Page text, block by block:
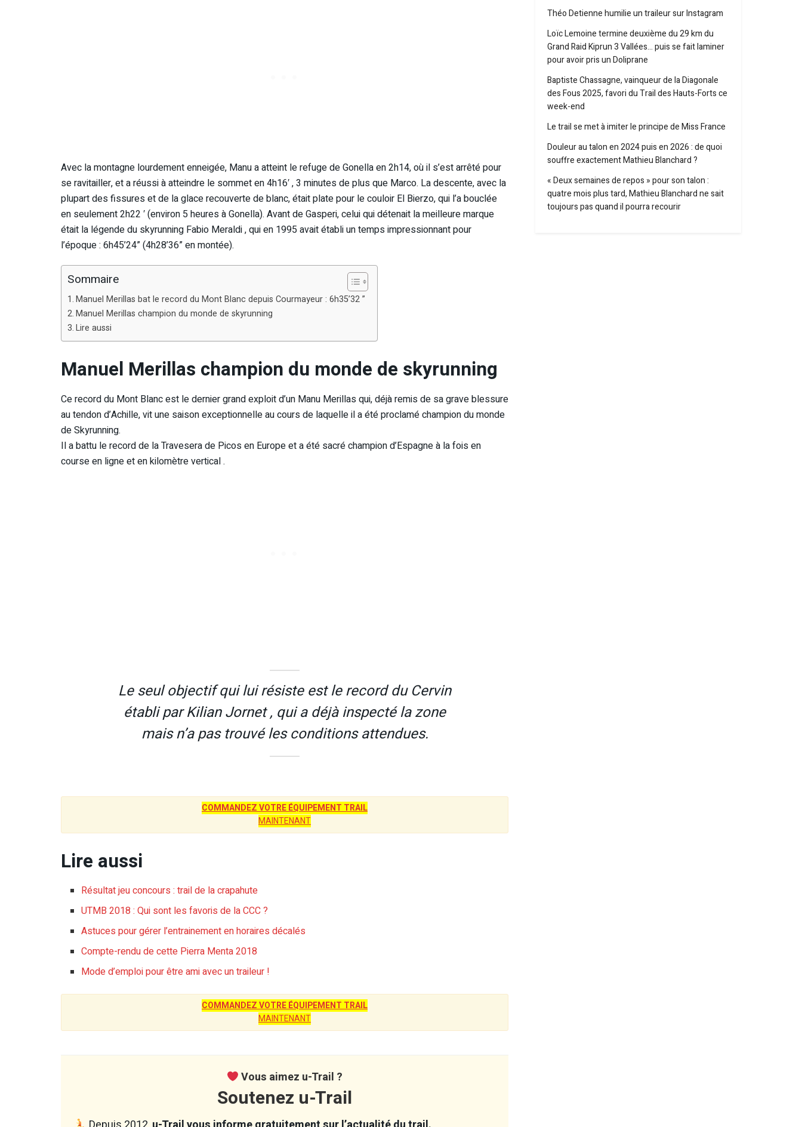
Avec la montagne lourdement enneigée, Manu a atteint le refuge de Gonella en 2h14, où il s’est arrêté pour
se ravitailler, et a réussi à atteindre le sommet en 4h16′ , 3 minutes de plus que Marco. La descente, avec la
plupart des fissures et de la glace recouverte de blanc, était plate pour le couloir El Bierzo, qui l’a bouclée
en seulement 2h22 ′ (environ 5 heures à Gonella). Avant de Gasperi, celui qui détenait la meilleure marque
était la légende du skyrunning Fabio Meraldi , qui en 1995 avait établi un temps impressionnant pour
l’époque : 6h45’24” (4h28’36” en montée).
Sommaire
Manuel Merillas bat le record du Mont Blanc depuis Courmayeur : 6h35’32 ”
Manuel Merillas champion du monde de skyrunning
Lire aussi
Manuel Merillas champion du monde de skyrunning
Ce record du Mont Blanc est le dernier grand exploit d’un Manu Merillas qui, déjà remis de sa grave blessure
au tendon d’Achille, vit une saison exceptionnelle au cours de laquelle il a été proclamé champion du monde
de Skyrunning.
Il a battu le record de la Travesera de Picos en Europe et a été sacré champion d’Espagne à la fois en
course en ligne et en kilomètre vertical .
Le seul objectif qui lui résiste est le record du Cervin
établi par Kilian Jornet , qui a déjà inspecté la zone
mais n’a pas trouvé les conditions attendues.
COMMANDEZ VOTRE ÉQUIPEMENT TRAIL
MAINTENANT
Lire aussi
Résultat jeu concours : trail de la crapahute
UTMB 2018 : Qui sont les favoris de la CCC ?
Astuces pour gérer l’entrainement en horaires décalés
Compte-rendu de cette Pierra Menta 2018
Mode d’emploi pour être ami avec un traileur !
COMMANDEZ VOTRE ÉQUIPEMENT TRAIL
MAINTENANT
Vous aimez u-Trail ?
Soutenez u-Trail
Théo Detienne humilie un traileur sur Instagram
Loïc Lemoine termine deuxième du 29 km du
Grand Raid Kiprun 3 Vallées… puis se fait laminer
pour avoir pris un Doliprane
Baptiste Chassagne, vainqueur de la Diagonale
des Fous 2025, favori du Trail des Hauts-Forts ce
week-end
Le trail se met à imiter le principe de Miss France
Douleur au talon en 2024 puis en 2026 : de quoi
souffre exactement Mathieu Blanchard ?
« Deux semaines de repos » pour son talon :
quatre mois plus tard, Mathieu Blanchard ne sait
toujours pas quand il pourra recourir